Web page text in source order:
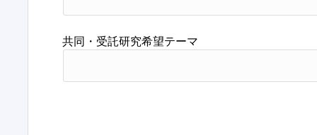
共同・受託研究希望テーマ